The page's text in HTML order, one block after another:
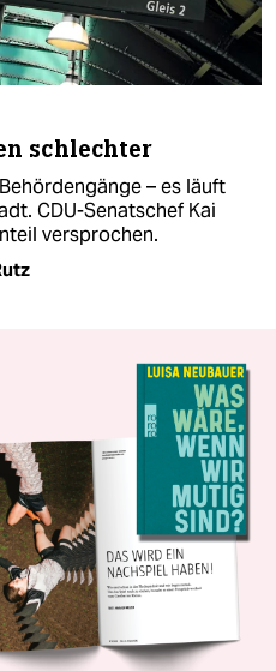
schlechter
– es läuft
CDU-Senatschef Kai
versprochen.